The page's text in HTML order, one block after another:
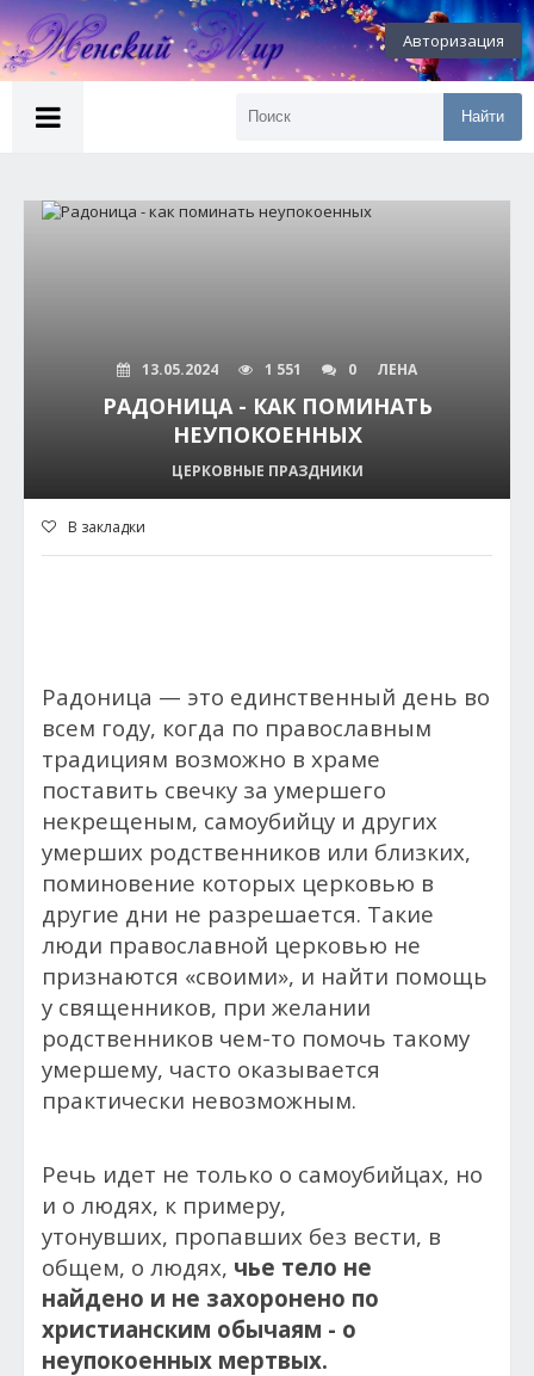
Авторизация
Найти
13.05.2024 1 551 0 ЛЕНА
РАДОНИЦА - КАК ПОМИНАТЬ
НЕУПОКОЕННЫХ
ЦЕРКОВНЫЕ ПРАЗДНИКИ
В закладки
Радоница — это единственный день во
всем году, когда по православным
традициям возможно в храме
поставить свечку за умершего
некрещеным, самоубийцу и других
умерших родственников или близких,
поминовение которых церковью в
другие дни не разрешается. Такие
люди православной церковью не
признаются «своими», и найти помощь
у священников, при желании
родственников чем-то помочь такому
умершему, часто оказывается
практически невозможным.
Речь идет не только о самоубийцах, но
и о людях, к примеру,
утонувших, пропавших без вести, в
общем, о людях, чье тело не
найдено и не захоронено по
христианским обычаям - о
неупокоенных мертвых.